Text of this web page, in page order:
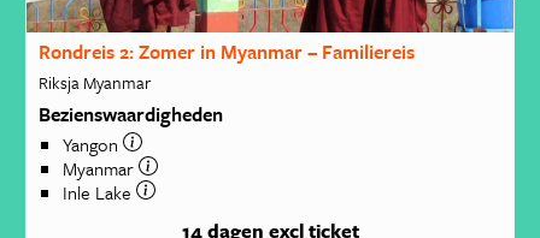
Rondreis 2: Zomer in Myanmar – Familiereis
Riksja Myanmar
Bezienswaardigheden
Yangon
Myanmar
Inle Lake
14 dagen excl ticket